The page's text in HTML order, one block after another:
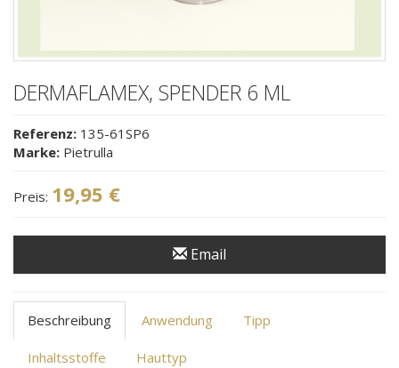
DERMAFLAMEX, SPENDER 6 ML
Referenz: 135-61SP6
Marke: Pietrulla
Preis: 19,95 €
Email
Beschreibung Anwendung Tipp
Inhaltsstoffe Hauttyp